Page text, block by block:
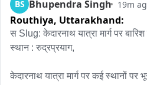
BS Bhupendra Singh 19m
Routhiya, Uttarakhand:
स Slug: केदारनाथ यात्रा मार्ग पर
स्थान : रुद्रप्रयाग,
केदारनाथ यात्रा मार्ग पर कई स्थानों